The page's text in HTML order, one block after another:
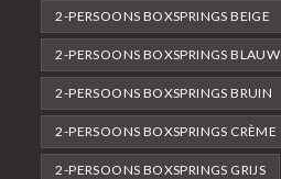
2-PERSOONS BOXSPRINGS BEIGE
2-PERSOONS BOXSPRINGS BLAUW
2-PERSOONS BOXSPRINGS BRUIN
2-PERSOONS BOXSPRINGS CRÈME
2-PERSOONS BOXSPRINGS GRIJS